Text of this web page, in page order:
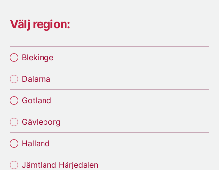
Välj region:
Blekinge
Dalarna
Gotland
Gävleborg
Halland
Jämtland Härjedalen